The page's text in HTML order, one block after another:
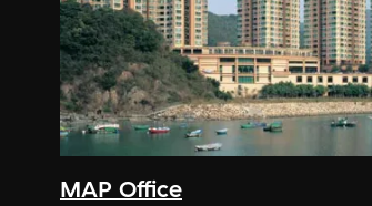
MAP Office